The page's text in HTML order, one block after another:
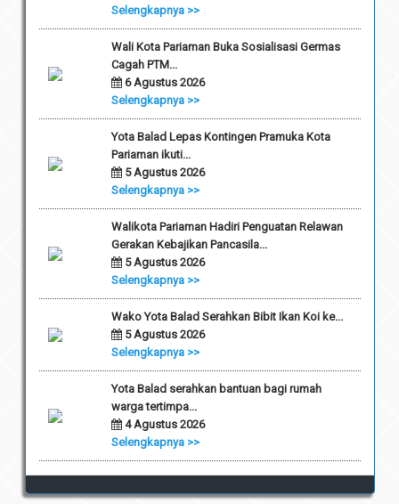
Selengkapnya >>
Wali Kota Pariaman Buka Sosialisasi Germas
Cagah PTM...
6 Agustus 2026
Selengkapnya >>
Yota Balad Lepas Kontingen Pramuka Kota
Pariaman ikuti...
5 Agustus 2026
Selengkapnya >>
Walikota Pariaman Hadiri Penguatan Relawan
Gerakan Kebajikan Pancasila...
5 Agustus 2026
Selengkapnya >>
Wako Yota Balad Serahkan Bibit Ikan Koi ke...
5 Agustus 2026
Selengkapnya >>
Yota Balad serahkan bantuan bagi rumah
warga tertimpa...
4 Agustus 2026
Selengkapnya >>